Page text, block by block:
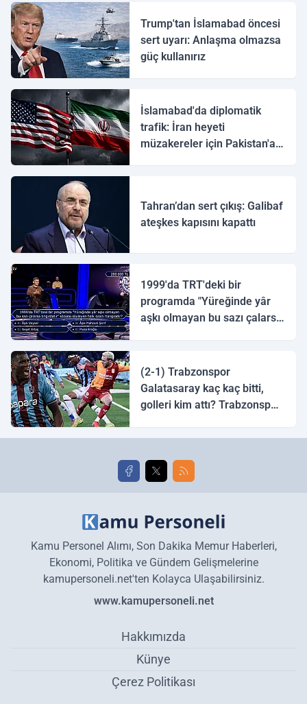
Trump'tan İslamabad öncesi
sert uyarı: Anlaşma olmazsa
güç kullanırız
İslamabad'da diplomatik
trafik: İran heyeti
müzakereler için Pakistan'a
Tahran’dan sert çıkış: Galibaf
ateşkes kapısını kapattı
1999'da TRT'deki bir
programda "Yüreğinde yâr
aşkı olmayan bu sazı çalarsa
(2-1) Trabzonspor
Galatasaray kaç kaç bitti,
golleri kim attı? Trabzonspor
golleri!
Kamu Personel Alımı, Son Dakika Memur Haberleri,
Ekonomi, Politika ve Gündem Gelişmelerine
kamupersoneli.net'ten Kolayca Ulaşabilirsiniz.
www.kamupersoneli.net
Hakkımızda
Künye
Çerez Politikası